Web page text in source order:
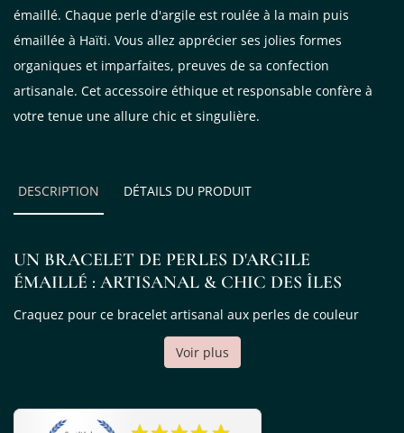
émaillé. Chaque perle d'argile est roulée à la main puis
émaillée à Haïti. Vous allez apprécier ses jolies formes
organiques et imparfaites, preuves de sa confection
artisanale. Cet accessoire éthique et responsable confère à
votre tenue une allure chic et singulière.
DESCRIPTION DÉTAILS DU PRODUIT
UN BRACELET DE PERLES D'ARGILE
ÉMAILLÉ : ARTISANAL & CHIC DES ÎLES
Craquez pour ce bracelet artisanal aux perles de couleur
beige subtilement rosé ! Cette teinte douce et
féminine apportera une touche fraîche à une tenue d'été. Les
bijou une allure chic et singulière.
Voir plus